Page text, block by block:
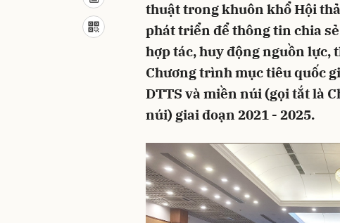
thuật trong khuôn khổ Hội
phát triển để thông tin chia
hợp tác, huy động nguồn lực,
Chương trình mục tiêu quốc
DTTS và miền núi (gọi tắt là
núi) giai đoạn 2021 - 2025.